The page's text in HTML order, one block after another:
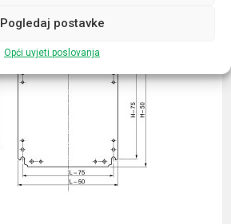
Pogledaj postavke
Opći uvjeti poslovanja